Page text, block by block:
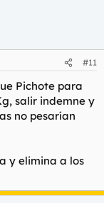
#11
Pichote para
salir indemne y
no pesarían
y elimina a los